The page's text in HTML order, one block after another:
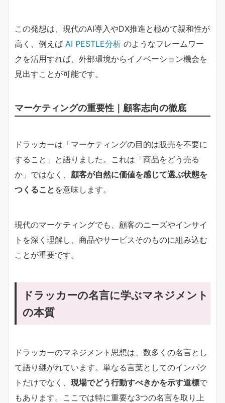
この発想は、現代のAI導入やDX推進と極めて親和性が
高く、例えば AI PESTLE分析 のようなフレームワー
クを活用すれば、外部環境からイノベーション機会を
見出すことが可能です。
マーケティングの重要性｜顧客志向の徹底
ドラッカーは「マーケティングの目的は販売を不要に
すること」と語りました。これは「商品をどう売る
か」ではなく、 顧客が自然に価値を感じて選ぶ状態を
つくること を意味します。
現代のマーケティングでも、顧客のニーズやインサイ
トを深く理解し、商品やサービスそのものに組み込む
ことが重要です。
ドラッカーの名言に学ぶマネジメント
の本質
ドラッカーのマネジメント思想は、数多くの名言とし
て語り継がれています。単なる言葉としてのインパク
トだけでなく、 現場でどう行動すべきかを示す道標で
もあります。ここでは特に重要な3つの名言を取り上